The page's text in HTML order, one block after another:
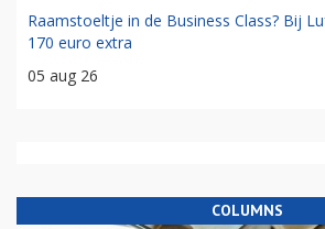
Raamstoeltje in de Business Class? Bij
170 euro extra
05 aug 26
COLUMNS